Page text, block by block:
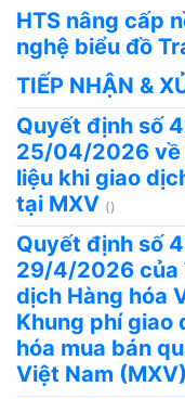
HTS nâng cấp
nghệ biểu đồ
TIẾP NHẬN &
Quyết định số
25/04/2026 về
liệu khi giao
tại MXV ()
Quyết định số
29/4/2026 của
dịch Hàng hóa
Khung phí giao
hóa mua bán
Việt Nam (MXV)